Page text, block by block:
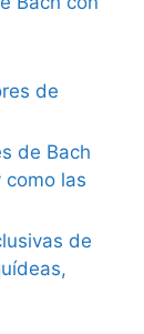
de
de Bach
como las
de